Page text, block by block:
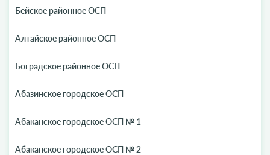
Бейское районное ОСП
Алтайское районное ОСП
Боградское районное ОСП
Абазинское городское ОСП
Абаканское городское ОСП № 1
Абаканское городское ОСП № 2